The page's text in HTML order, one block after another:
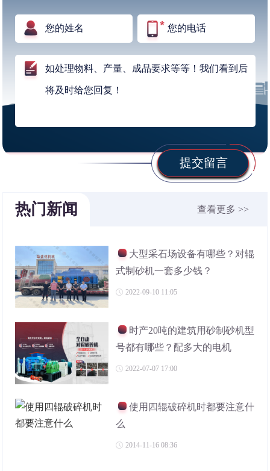
提交留言
热门新闻 查看更多 >>
大型采石场设备有哪些？对辊
式制砂机一套多少钱？
2022-09-10 11:05
时产20吨的建筑用砂制砂机型
号都有哪些？配多大的电机
2022-07-07 17:00
使用四辊破碎机时都要注意什
么
2014-11-16 08:36